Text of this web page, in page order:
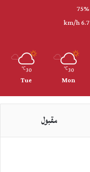
75%
6.7 km/h
30
℃
Mon
30
℃
Tue
مقبول